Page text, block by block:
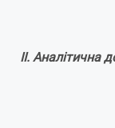
ІI. Аналітична